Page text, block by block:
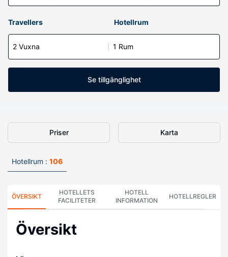
Travellers Hotellrum
2 Vuxna 1 Rum
Se tillgänglighet
Priser Karta
Hotellrum : 106
ÖVERSIKT
HOTELLETS
FACILITETER
HOTELL
INFORMATION
HOTELLREGLER
Översikt